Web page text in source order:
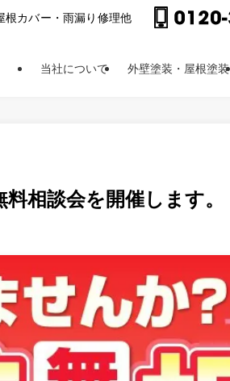
根カバー・⾬漏り修理他
当社について 外壁塗装・屋根塗装
相談会を開催します。